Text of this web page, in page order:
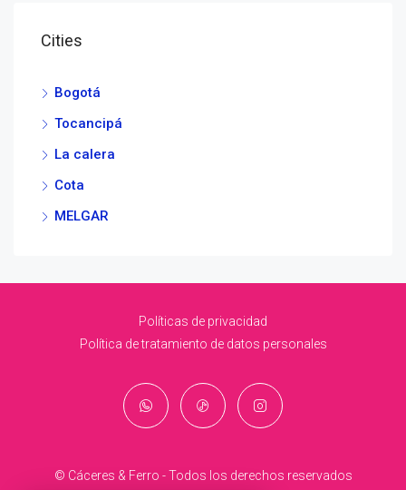
Cities
Bogotá
Tocancipá
La calera
Cota
MELGAR
Políticas de privacidad
Política de tratamiento de datos personales
© Cáceres & Ferro - Todos los derechos reservados